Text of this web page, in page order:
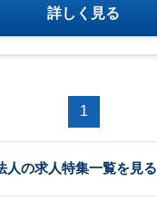
詳しく見る
1
人の求人特集一覧を見る